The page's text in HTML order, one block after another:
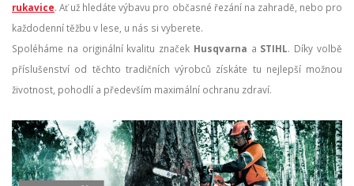
rukavice. Ať už hledáte výbavu pro občasné řezání na zahradě, nebo pro
každodenní těžbu v lese, u nás si vyberete.
Spoléháme na originální kvalitu značek Husqvarna a STIHL. Díky volbě
příslušenství od těchto tradičních výrobců získáte tu nejlepší možnou
životnost, pohodlí a především maximální ochranu zdraví.